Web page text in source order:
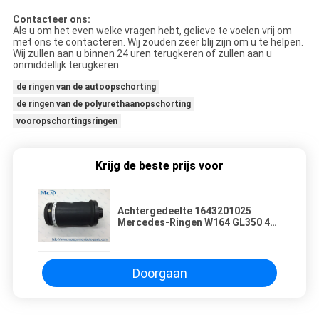
Contacteer ons:
Als u om het even welke vragen hebt, gelieve te voelen vrij om
met ons te contacteren. Wij zouden zeer blij zijn om u te helpen.
Wij zullen aan u binnen 24 uren terugkeren of zullen aan u
onmiddellijk terugkeren.
de ringen van de autoopschorting
de ringen van de polyurethaanopschorting
vooropschortingsringen
Krijg de beste prijs voor
Achtergedeelte 1643201025
Mercedes-Ringen W164 GL350 450
Doorgaan